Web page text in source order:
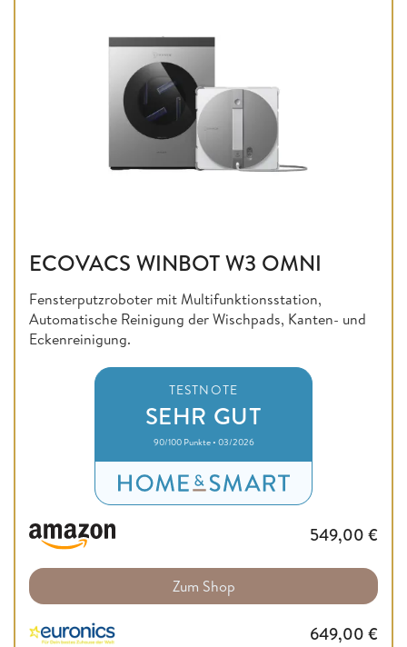
ECOVACS WINBOT W3 OMNI
Fensterputzroboter mit Multifunktionsstation,
Automatische Reinigung der Wischpads, Kanten- und
Eckenreinigung.
TESTNOTE
SEHR GUT
90/100 Punkte • 03/2026
549,00 €
Zum Shop
649,00 €